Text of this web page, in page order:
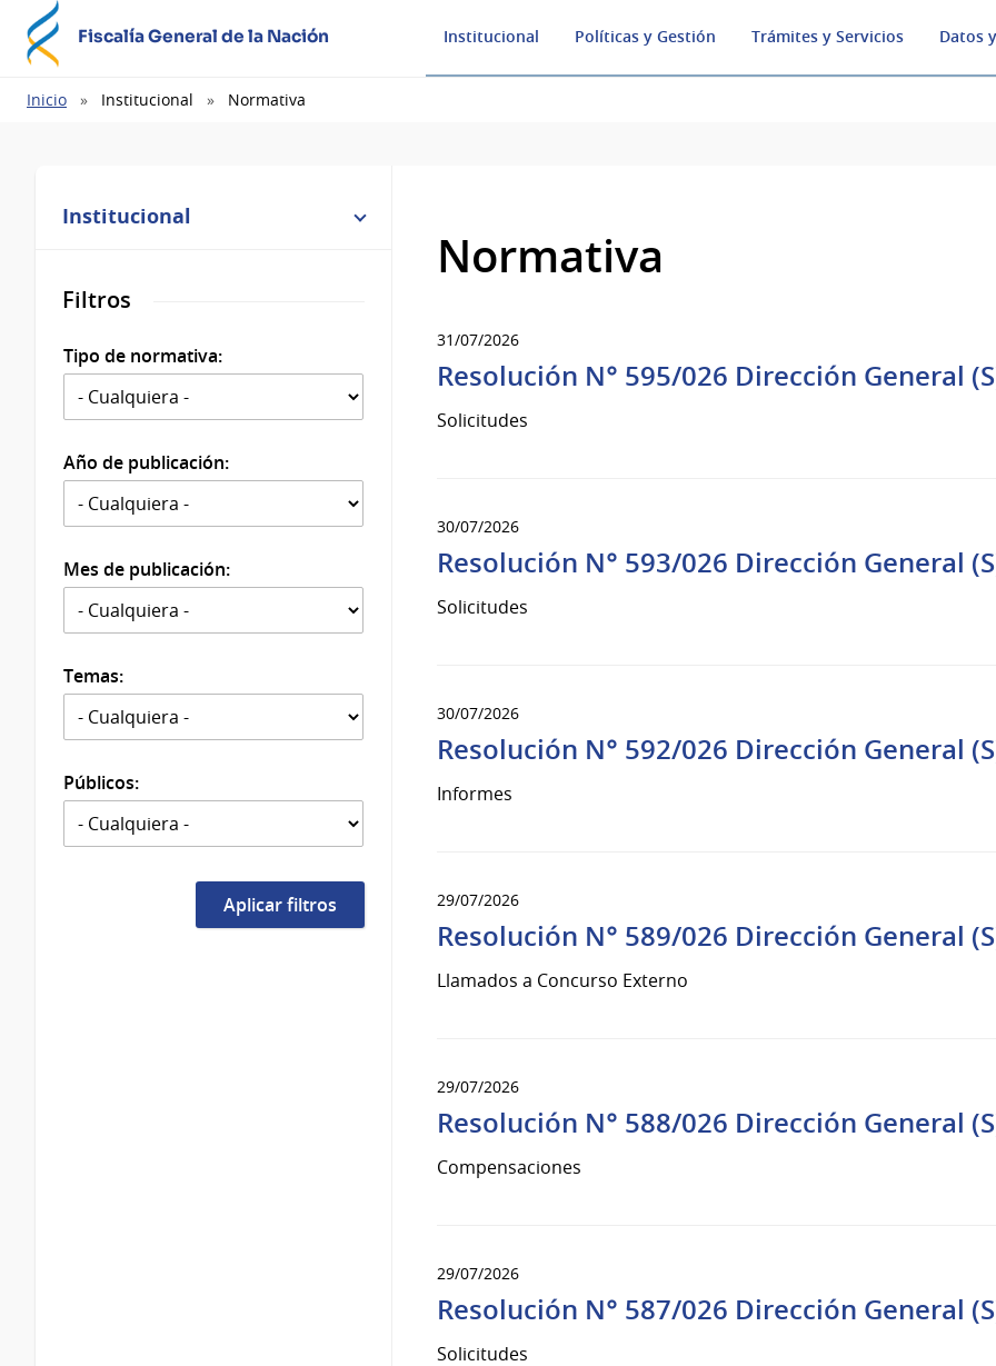
Fiscalía General de la Nación Institucional Políticas y Gestión Trámites y Servicios Datos
Ruta
Inicio Institucional Normativa
Institucional
Filtros
Tipo de normativa:
Año de publicación:
Mes de publicación:
Temas:
Públicos:
Normativa
31/07/2026
Resolución N° 595/026 Dirección General
Solicitudes
30/07/2026
Resolución N° 593/026 Dirección General
Solicitudes
30/07/2026
Resolución N° 592/026 Dirección General
Informes
29/07/2026
Resolución N° 589/026 Dirección General
Llamados a Concurso Externo
29/07/2026
Resolución N° 588/026 Dirección General
Compensaciones
29/07/2026
Resolución N° 587/026 Dirección General
Solicitudes